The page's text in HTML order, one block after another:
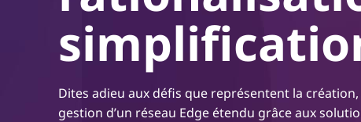
Dites adieu aux défis que représentent la
gestion d’un réseau Edge étendu grâce aux